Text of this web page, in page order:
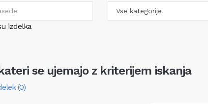
izdelka
se ujemajo z kriterijem iskanja
(0)